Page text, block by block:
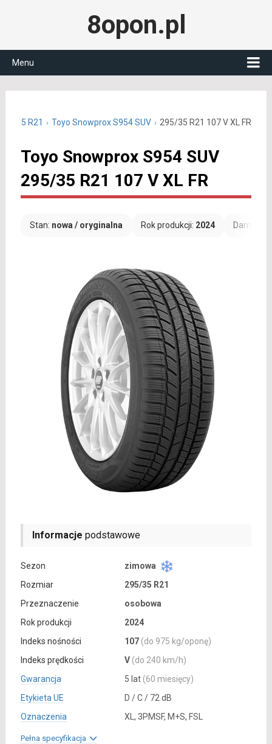
8opon.pl
Menu
35 R21 Toyo Snowprox S954 SUV 295/35 R21 107 V XL FR
Toyo Snowprox S954 SUV
295/35 R21 107 V XL FR
Stan: nowa / oryginalna Rok produkcji: 2024
Informacje podstawowe
Sezon
zimowa
Rozmiar
295/35 R21
Przeznaczenie
osobowa
Rok produkcji
2024
Indeks nośności
107 (do 975 kg/oponę)
Indeks prędkości
V (do 240 km/h)
Gwarancja
5 lat (60 miesięcy)
Etykieta UE
D / C / 72 dB
Oznaczenia
XL, 3PMSF, M+S, FSL
Pełna specyfikacja